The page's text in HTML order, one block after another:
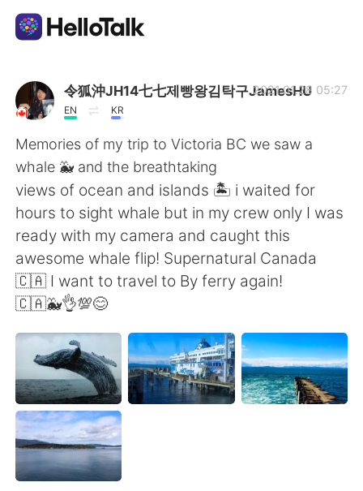
Aplicativo de troca de idioma
AI Grammar Checker
Português
English 简体中文
繁體中文 Español
Deutsch 日本語
한국어 Русский
ไทย
令狐沖JH14七七제빵왕김탁구JamesHU
EN KR
2021.01.28 05:27
Memories of my trip to Victoria BC we saw a
whale 🐳 and the breathtaking
views of ocean and islands 🏝 i waited for
hours to sight whale but in my crew only I was
ready with my camera and caught this
awesome whale flip! Supernatural Canada
🇨🇦 I want to travel to By ferry again!
🇨🇦🐳👌💯😊